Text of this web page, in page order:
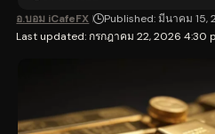
Last updated: กรกฎาคม 22, 2026 4:30
อ.บอม iCafeFX Published: มีนาคม 15,